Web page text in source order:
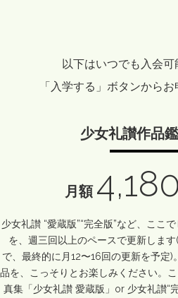
以下はいつでも入会可
「入学する」ボタンからお
少女礼讃作品
月額 4,180
少女礼讃 “愛蔵版”“完全版”など、ここ
を、週三回以上のペースで更新しま
で、最終的に月12〜16回の更新を予定
品を、こっそりとお楽しみください。
真集「少女礼讃 愛蔵版」or 少女礼讃“